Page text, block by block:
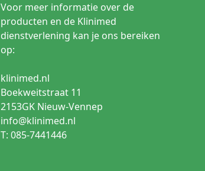
Voor meer informatie over de
producten en de Klinimed
dienstverlening kan je ons bereiken
op:
klinimed.nl
Boekweitstraat 11
2153GK Nieuw-Vennep
info@klinimed.nl
T: 085-7441446